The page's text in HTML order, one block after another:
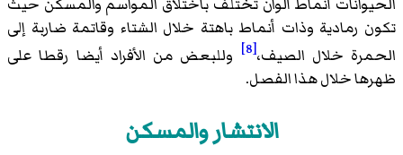
الحيوانات أنماط ألوان تختلف باختلاق المواسم والمسكن حيث
تكون رمادية وذات أنماط باهتة خلال الشتاء وقاتمة ضاربة إلى
الحمرة خلال الصيف،[8]
وللبعض من الأفراد أيضا رقطا على
ظهرها خلال هذا الفصل.
الانتشار والمسكن